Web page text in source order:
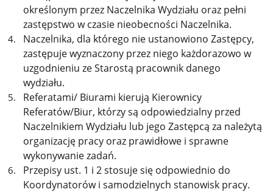
określonym przez Naczelnika Wydziału oraz pełni
zastępstwo w czasie nieobecności Naczelnika.
Naczelnika, dla którego nie ustanowiono Zastępcy,
zastępuje wyznaczony przez niego każdorazowo w
uzgodnieniu ze Starostą pracownik danego
wydziału.
Referatami/ Biurami kierują Kierownicy
Referatów/Biur, którzy są odpowiedzialny przed
Naczelnikiem Wydziału lub jego Zastępcą za należytą
organizację pracy oraz prawidłowe i sprawne
wykonywanie zadań.
Przepisy ust. 1 i 2 stosuje się odpowiednio do
Koordynatorów i samodzielnych stanowisk pracy.